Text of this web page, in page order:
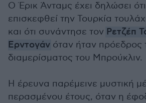
Ο Έρικ Άνταμς έχει δηλώσει ότι
επισκεφθεί την Τουρκία
και ότι συνάντησε τον Ρετζέπ
Ερντογάν όταν ήταν πρόεδρος
διαμερίσματος του Μπρούκλιν.
Η έρευνα παρέμεινε μυστική
περασμένου έτους, όταν η